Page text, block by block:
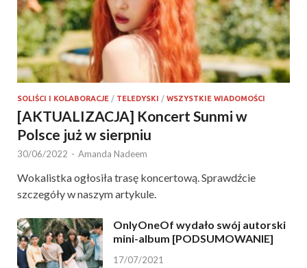
SOLIŚCI I KOLABORACJE / TELEDYSKI / WSZYSTKIE WIADOMOŚCI
[AKTUALIZACJA] Koncert Sunmi w
Polsce już w sierpniu
30/06/2022 - Amanda Nadeem
Wokalistka ogłosiła trasę koncertową. Sprawdźcie
szczegóły w naszym artykule.
OnlyOneOf wydało swój autorski
mini-album [PODSUMOWANIE]
17/07/2021